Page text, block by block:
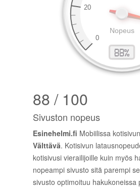
88 / 100
Sivuston nopeus
Esinehelmi.fi Mobiilissa
Välttävä. Kotisivun
kotisivusi vierailijoille kuin myös
nopeampi sivusto sitä parempi
sivusto optimoituu hakukoneissa